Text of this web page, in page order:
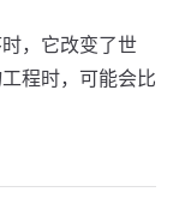
，它改变了世
程时，可能会比